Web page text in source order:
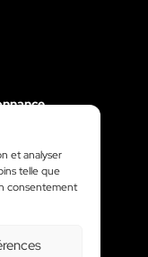
et analyser
telle que
consentement